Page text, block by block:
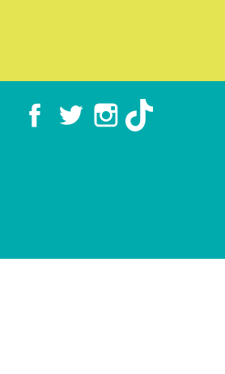
FacebookTwitter Instagram